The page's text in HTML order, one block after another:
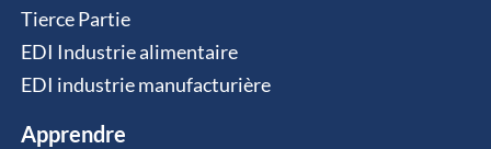
Tierce Partie
EDI Industrie alimentaire
EDI industrie manufacturière
Apprendre